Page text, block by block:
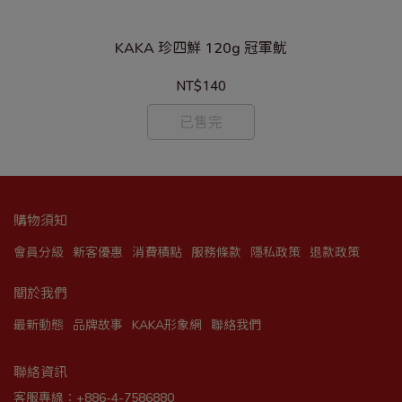
KAKA 珍四鮮 120g 冠軍魷
NT$140
已售完
購物須知
會員分級 新客優惠 消費積點 服務條款 隱私政策 退款政策
關於我們
最新動態 品牌故事 KAKA形象網 聯絡我們
聯絡資訊
客服專線：+886-4-7586880